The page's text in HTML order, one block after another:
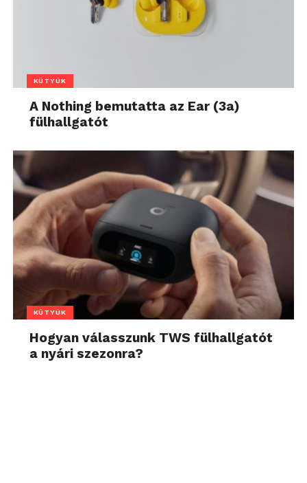
KÜTYÜK
A Nothing bemutatta az Ear (3a)
fülhallgatót
KÜTYÜK
Hogyan válasszunk TWS fülhallgatót
a nyári szezonra?